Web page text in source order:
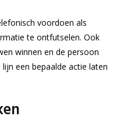
voordoen als
te ontfutselen. Ook
winnen en de persoon
een bepaalde actie laten